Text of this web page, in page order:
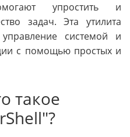
упростить и
задач. Эта утилита
управление системой и
с помощью простых и
такое